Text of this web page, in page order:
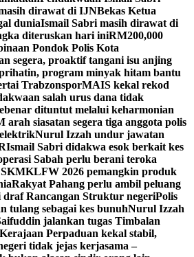
dirawat di IJNBekas Ketua
duniaIsmail Sabri masih dirawat di
diteruskan hari iniRM200,000
Pondok Polis Kota
segera, proaktif tangani isu anjing
program minyak hitam bantu
TrabzonsporMAIS kekal rekod
salah urus dana tidak
dituntut melalui keharmonian
arah siasatan segera tiga anggota polis
Nurul Izzah undur jawatan
Ismail Sabri didakwa esok berkait kes
Sabah perlu berani teroka
KLFW 2026 pemangkin produk
Rakyat Pahang perlu ambil peluang
Rancangan Struktur negeriPolis
tulang sebagai kes bunuhNurul Izzah
jalankan tugas Timbalan
Kerajaan Perpaduan kekal stabil,
tidak jejas kerjasama –